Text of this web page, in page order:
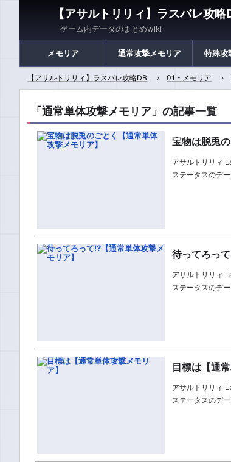
【アサルトリリィ】ラスバレ攻略
ゲーム内データのまとめwiki
メモリア 通常攻撃メモリア 特殊攻
【アサルトリリィ】ラスバレ攻略DB 01 - メモリア
「通常単体攻撃メモリア」の記事一覧
宝物は脱兎
アサルトリリィ
ステータスのデ
待ってろっ
アサルトリリィ
ステータスのデ
目標は【通
アサルトリリィ
ステータスのデ